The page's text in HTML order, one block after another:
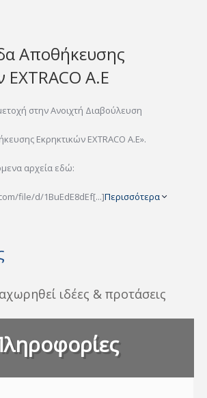
Αποθήκευσης
EXTRACO Α.Ε
στην Ανοιχτή Διαβούλευση
Εκρηκτικών EXTRACO Α.Ε».
αρχεία εδώ:
file/d/1BuEdE8dEf[...]Περισσότερα
ιδέες & προτάσεις